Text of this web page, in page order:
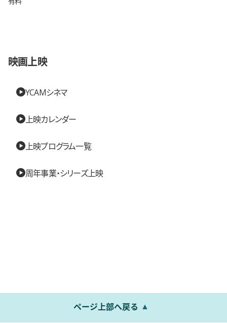
映画上映
YCAMシネマ
上映カレンダー
上映プログラム一覧
周年事業・シリーズ上映
ページ上部へ戻る